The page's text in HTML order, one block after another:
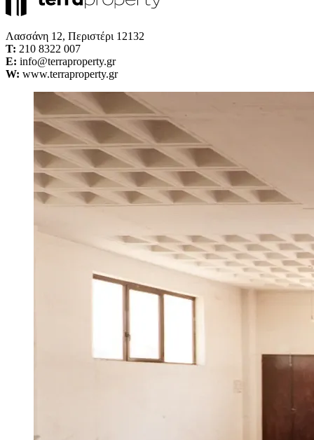
Λασσάνη 12, Περιστέρι 12132
Τ: 210 8322 007
E: info@terraproperty.gr
W: www.terraproperty.gr